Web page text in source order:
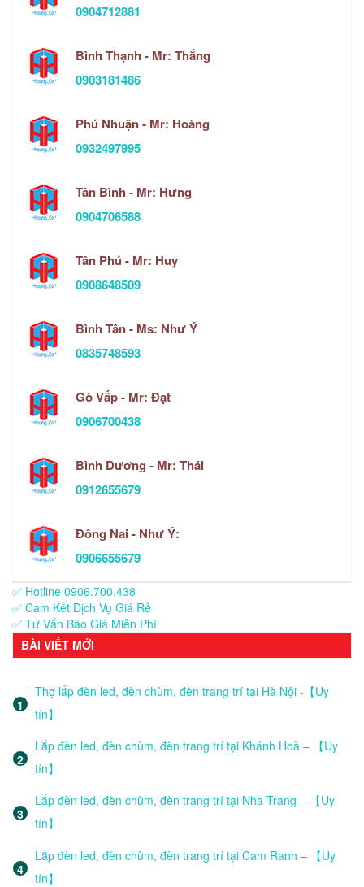
0904712881
Bình Thạnh - Mr: Thắng
0903181486
Phú Nhuận - Mr: Hoàng
0932497995
Tân Bình - Mr: Hưng
0904706588
Tân Phú - Mr: Huy
0908648509
Bình Tân - Ms: Như Ý
0835748593
Gò Vấp - Mr: Đạt
0906700438
Bình Dương - Mr: Thái
0912655679
Đông Nai - Như Ý:
0906655679
✅ Hotline 0906.700.438
✅ Cam Kết Dịch Vụ Giá Rẻ
✅ Tư Vấn Báo Giá Miễn Phí
BÀI VIẾT MỚI
Thợ lắp đèn led, đèn chùm, đèn trang trí tại Hà Nội -【Uy
tín】
Lắp đèn led, đèn chùm, đèn trang trí tại Khánh Hoà – 【Uy
tín】
Lắp đèn led, đèn chùm, đèn trang trí tại Nha Trang – 【Uy
tín】
Lắp đèn led, đèn chùm, đèn trang trí tại Cam Ranh – 【Uy
tín】